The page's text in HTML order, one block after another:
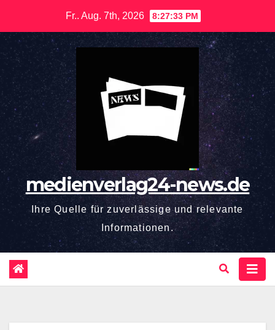
springen
Fr.. Aug. 7th, 2026 8:27:34 PM
medienverlag24-news.de
Ihre Quelle für zuverlässige und relevante
Informationen.